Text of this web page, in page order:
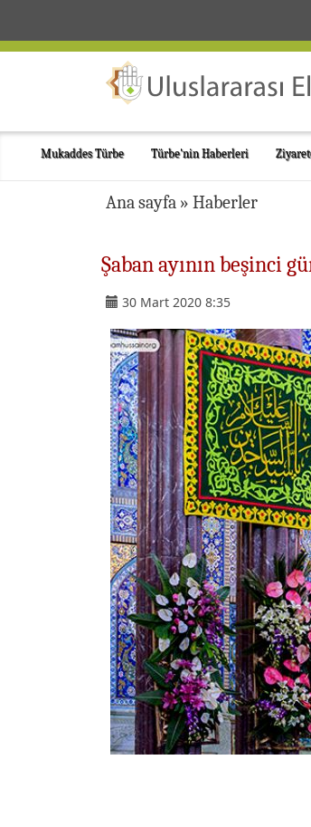
Mukaddes Türbe Türbe'nin Haberleri
Ana sayfa » Haberler
Şaban ayının beşinci
30 Mart 2020 8:35